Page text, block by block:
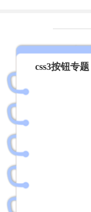
css3按钮专题